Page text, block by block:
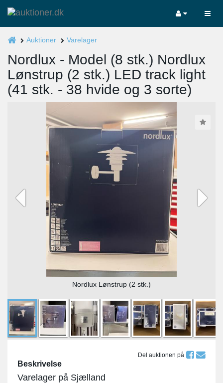
Auktioner Varelager
Nordlux - Model (8 stk.) Nordlux
Lønstrup (2 stk.) LED track light
(41 stk. - 38 hvide og 3 sorte)
Nordlux Lønstrup (2 stk.)
Del auktionen på
Beskrivelse
Varelager på Sjælland